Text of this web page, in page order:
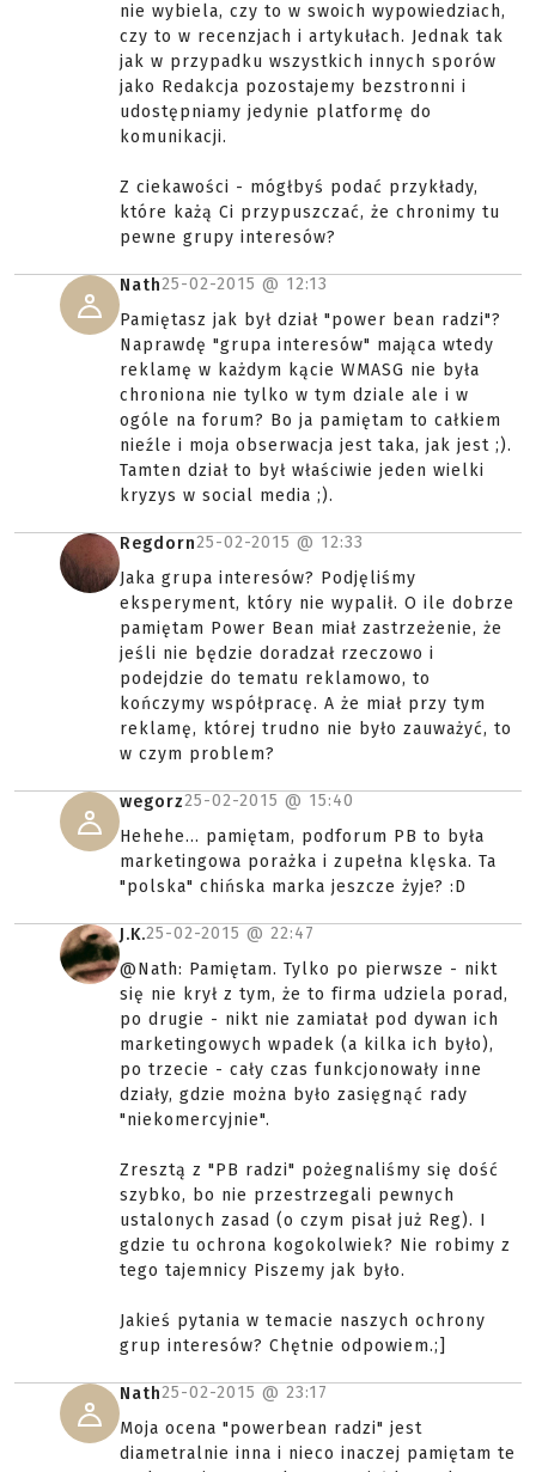
nie wybiela, czy to w swoich wypowiedziach,
czy to w recenzjach i artykułach. Jednak tak
jak w przypadku wszystkich innych sporów
jako Redakcja pozostajemy bezstronni i
udostępniamy jedynie platformę do
komunikacji.
Z ciekawości - mógłbyś podać przykłady,
które każą Ci przypuszczać, że chronimy tu
pewne grupy interesów?
Nath25-02-2015 @ 12:13
Pamiętasz jak był dział "power bean radzi"?
Naprawdę "grupa interesów" mająca wtedy
reklamę w każdym kącie WMASG nie była
chroniona nie tylko w tym dziale ale i w
ogóle na forum? Bo ja pamiętam to całkiem
nieźle i moja obserwacja jest taka, jak jest ;).
Tamten dział to był właściwie jeden wielki
kryzys w social media ;).
Regdorn25-02-2015 @ 12:33
Jaka grupa interesów? Podjęliśmy
eksperyment, który nie wypalił. O ile dobrze
pamiętam Power Bean miał zastrzeżenie, że
jeśli nie będzie doradzał rzeczowo i
podejdzie do tematu reklamowo, to
kończymy współpracę. A że miał przy tym
reklamę, której trudno nie było zauważyć, to
w czym problem?
wegorz25-02-2015 @ 15:40
Hehehe... pamiętam, podforum PB to była
marketingowa porażka i zupełna klęska. Ta
"polska" chińska marka jeszcze żyje? :D
J.K.25-02-2015 @ 22:47
@Nath: Pamiętam. Tylko po pierwsze - nikt
się nie krył z tym, że to firma udziela porad,
po drugie - nikt nie zamiatał pod dywan ich
marketingowych wpadek (a kilka ich było),
po trzecie - cały czas funkcjonowały inne
działy, gdzie można było zasięgnąć rady
"niekomercyjnie".
Zresztą z "PB radzi" pożegnaliśmy się dość
szybko, bo nie przestrzegali pewnych
ustalonych zasad (o czym pisał już Reg). I
gdzie tu ochrona kogokolwiek? Nie robimy z
tego tajemnicy Piszemy jak było.
Jakieś pytania w temacie naszych ochrony
grup interesów? Chętnie odpowiem.;]
Nath25-02-2015 @ 23:17
Moja ocena "powerbean radzi" jest
diametralnie inna i nieco inaczej pamiętam te